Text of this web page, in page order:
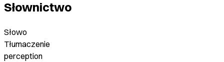
Słownictwo
Słowo
Tłumaczenie
perception